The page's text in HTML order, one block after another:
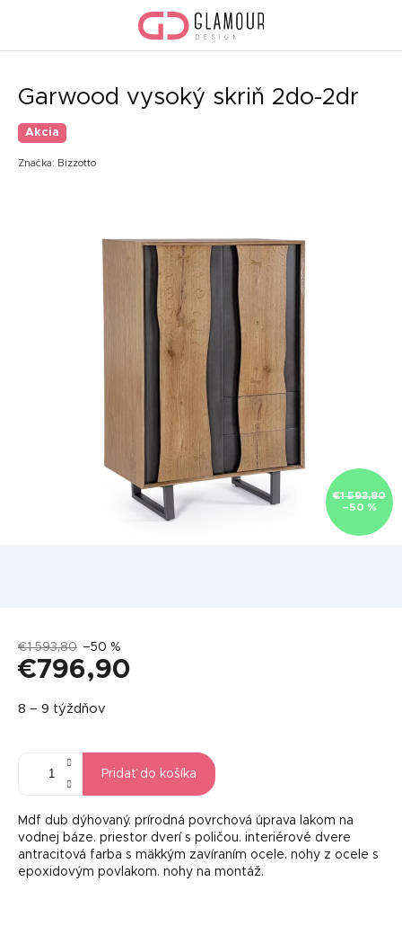
Garwood vysoký skriň 2do-2dr
Akcia
Značka: Bizzotto
€1 593,80
–50 %
€1 593,80 –50 %
€796,90
cena:
8 – 9 týždňov
Pridať do košíka
Mdf dub dýhovaný. prírodná povrchová úprava lakom na
vodnej báze. priestor dverí s poličou. interiérové dvere
antracitová farba s mäkkým zavíraním ocele. nohy z ocele s
epoxidovým povlakom. nohy na montáž.